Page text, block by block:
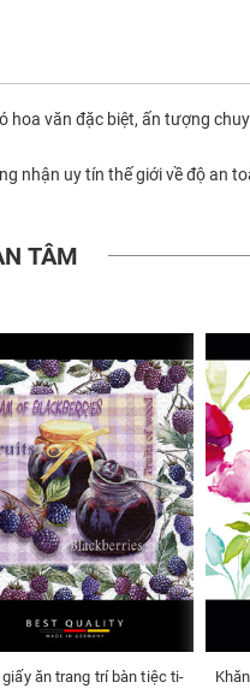
văn đặc biệt, ấn tượng
nhận uy tín thế giới về độ an
TÂM
giấy ăn trang trí bàn tiệc ti-